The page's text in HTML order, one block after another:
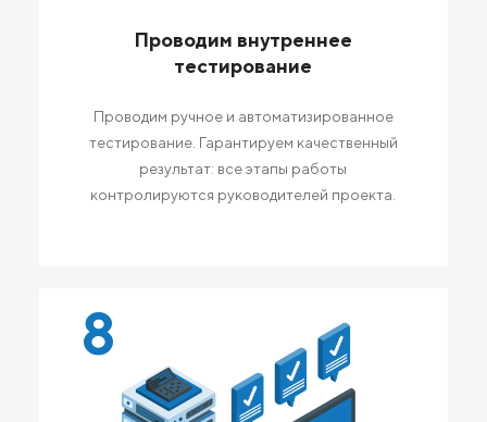
Проводим внутреннее
тестирование
Проводим ручное и автоматизированное
тестирование. Гарантируем качественный
результат: все этапы работы
контролируются руководителей проекта.
8